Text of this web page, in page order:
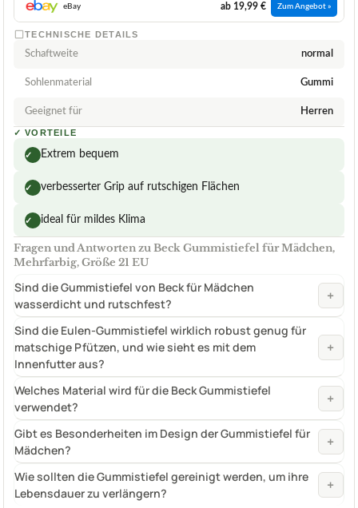
eBay ab 19,99 € Zum Angebot »
TECHNISCHE DETAILS
Schaftweite normal
Sohlenmaterial Gummi
Geeignet für Herren
✓ VORTEILE
✓ Extrem bequem
✓ verbesserter Grip auf rutschigen Flächen
✓ ideal für mildes Klima
Fragen und Antworten zu Beck Gummistiefel für Mädchen,
Mehrfarbig, Größe 21 EU
Sind die Gummistiefel von Beck für Mädchen
wasserdicht und rutschfest?
+
Sind die Eulen-Gummistiefel wirklich robust genug für
matschige Pfützen, und wie sieht es mit dem
Innenfutter aus?
+
Welches Material wird für die Beck Gummistiefel
verwendet?
+
Gibt es Besonderheiten im Design der Gummistiefel für
Mädchen?
+
Wie sollten die Gummistiefel gereinigt werden, um ihre
Lebensdauer zu verlängern?
+